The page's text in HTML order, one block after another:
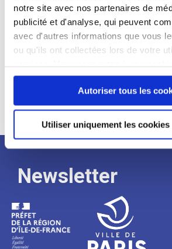
notre site avec nos partenaires de
publicité et d'analyse, qui peuvent
avec d'autres informations que vous
ou qu'ils ont collectées lors de votre
continuez à utiliser notre site Web.
Autoriser tous les
Utiliser uniquement les cookies
de
Newsletter